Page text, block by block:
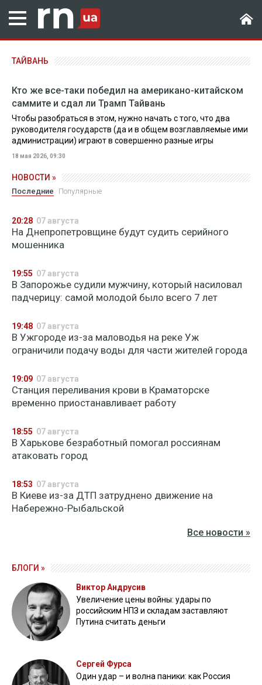
ТАЙВАНЬ
Кто же все-таки победил на американо-китайском
саммите и сдал ли Трамп Тайвань
Чтобы разобраться в этом, нужно начать с того, что два
руководителя государств (да и в общем возглавляемые ими
администрации) играют в совершенно разные игры
18 мая 2026, 09:30
НОВОСТИ »
Последние Популярные
20:28 07 августа
На Днепропетровщине будут судить серийного
мошенника
19:55 07 августа
В Запорожье судили мужчину, который насиловал
падчерицу: самой молодой было всего 7 лет
19:48 07 августа
В Ужгороде из-за маловодья на реке Уж
ограничили подачу воды для части жителей города
19:09 07 августа
Станция переливания крови в Краматорске
временно приостанавливает работу
18:55 07 августа
В Харькове безработный помогал россиянам
атаковать город
18:53 07 августа
В Киеве из-за ДТП затруднено движение на
Набережно-Рыбальской
Все новости »
БЛОГИ »
Виктор Андрусив
Увеличение цены войны: удары по
российским НПЗ и складам заставляют
Путина считать деньги
Сергей Фурса
Один удар – и волна паники: как Россия